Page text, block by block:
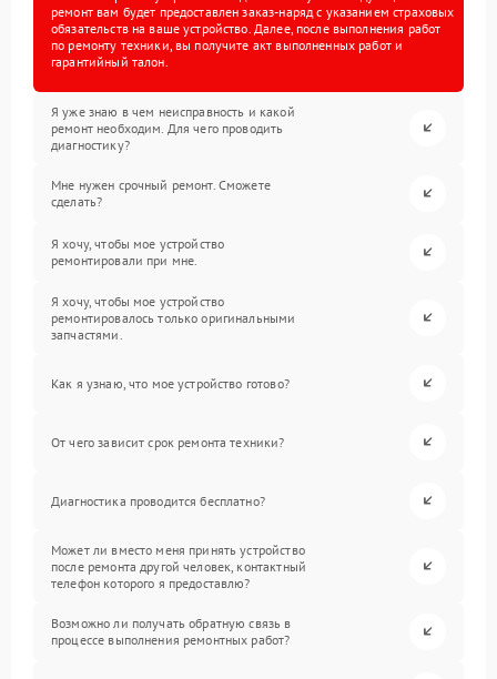
ремонт вам будет предоставлен заказ-наряд с указанием страховых
обязательств на ваше устройство. Далее, после выполнения работ
по ремонту техники, вы получите акт выполненных работ и
гарантийный талон.
Я уже знаю в чем неисправность и какой
ремонт необходим. Для чего проводить
диагностику?
Мне нужен срочный ремонт. Сможете
сделать?
Я хочу, чтобы мое устройство
ремонтировали при мне.
Я хочу, чтобы мое устройство
ремонтировалось только оригинальными
запчастями.
Как я узнаю, что мое устройство готово?
От чего зависит срок ремонта техники?
Диагностика проводится бесплатно?
Может ли вместо меня принять устройство
после ремонта другой человек, контактный
телефон которого я предоставлю?
Возможно ли получать обратную связь в
процессе выполнения ремонтных работ?